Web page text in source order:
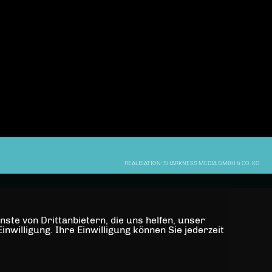
REALISATION: SHARKNESS MEDIA GMBH & CO. KG
von Drittanbietern, die uns helfen, unser
Ihre Einwilligung können Sie jederzeit